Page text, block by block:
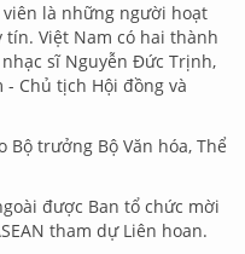
là những người hoạt
Việt Nam có hai thành
sĩ Nguyễn Đức Trịnh,
- Chủ tịch Hội đồng và
trưởng Bộ Văn hóa, Thể
được Ban tổ chức mời
tham dự Liên hoan.